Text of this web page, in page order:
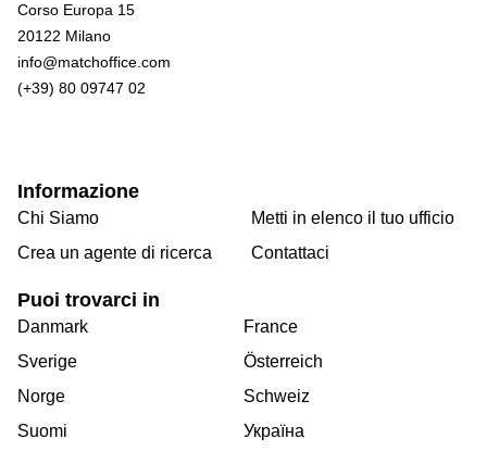
Corso Europa 15
20122 Milano
info@matchoffice.com
(+39) 80 09747 02
Informazione
Chi Siamo
Crea un agente di ricerca
Metti in elenco il tuo ufficio
Contattaci
Puoi trovarci in
Danmark
Sverige
Norge
Suomi
France
Österreich
Schweiz
Україна